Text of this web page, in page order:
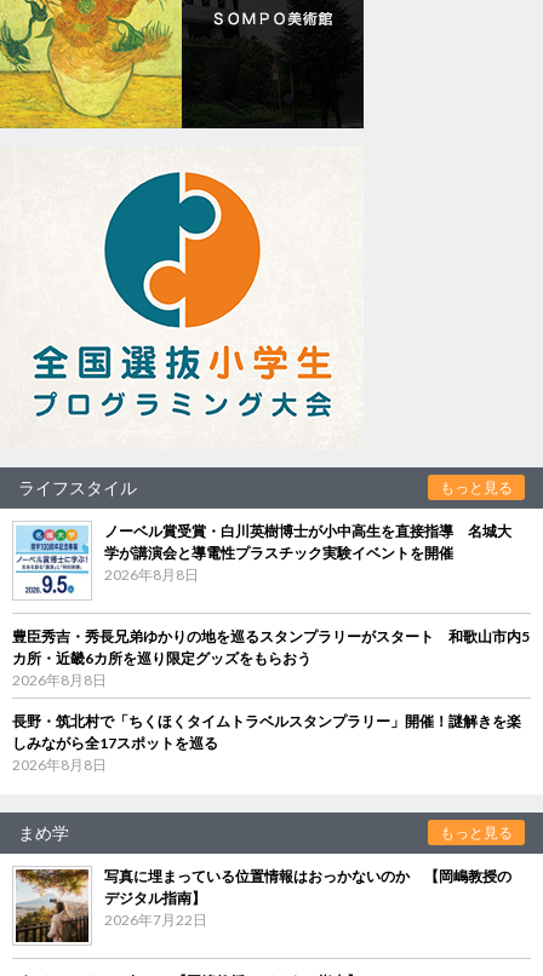
ライフスタイル もっと見る
ノーベル賞受賞・白川英樹博士が小中高生を直接指導 名城大
学が講演会と導電性プラスチック実験イベントを開催
2026年8月8日
豊臣秀吉・秀長兄弟ゆかりの地を巡るスタンプラリーがスタート 和歌山市内5
カ所・近畿6カ所を巡り限定グッズをもらおう
2026年8月8日
長野・筑北村で「ちくほくタイムトラベルスタンプラリー」開催！謎解きを楽
しみながら全17スポットを巡る
2026年8月8日
まめ学 もっと見る
写真に埋まっている位置情報はおっかないのか 【岡嶋教授の
デジタル指南】
2026年7月22日